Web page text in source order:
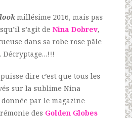
millésime 2016, mais pas
s’agit de Nina Dobrev,
dans sa robe rose pâle
. Décryptage…!!!
dire c’est que tous les
sur la sublime Nina
par le magazine
des Golden Globes